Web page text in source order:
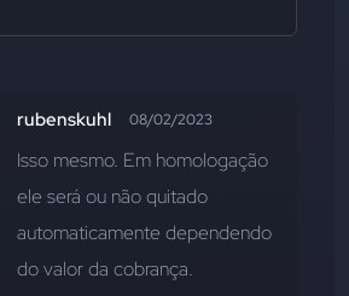
rubenskuhl 08/02/2023
Isso mesmo. Em homologação
ele será ou não quitado
automaticamente dependendo
do valor da cobrança.